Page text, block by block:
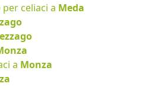
per celiaci a Meda
a Monza